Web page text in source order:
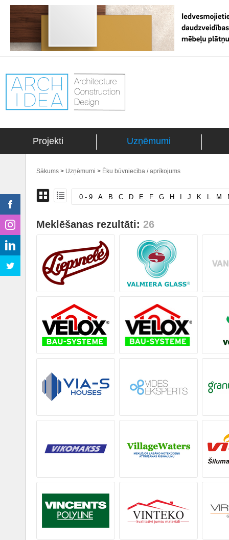
Projekti Uzņēmumi
Sākums > Uzņēmumi > Ēku būvniecība / aprīkojums
0 - 9 A B C D E F G H J K L M
Meklēšanas rezultāti: 26